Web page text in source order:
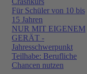
Für Schüler von 10 bis
15 Jahren
NUR MIT EIGENEM
GERÄT -
Jahresschwerpunkt
Teilhabe: Berufliche
Chancen nutzen